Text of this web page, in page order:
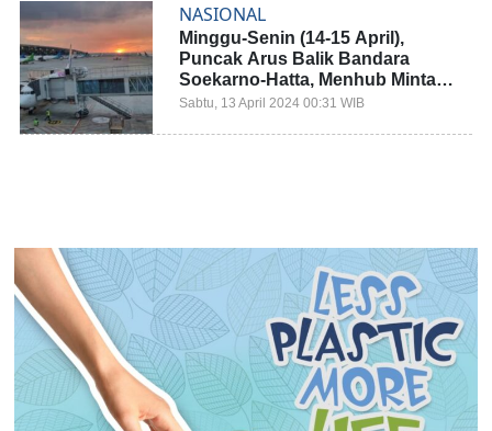
NASIONAL
Minggu-Senin (14-15 April),
Puncak Arus Balik Bandara
Soekarno-Hatta, Menhub Minta
Antisipasi Masalah Bagasi
Sabtu, 13 April 2024 00:31 WIB